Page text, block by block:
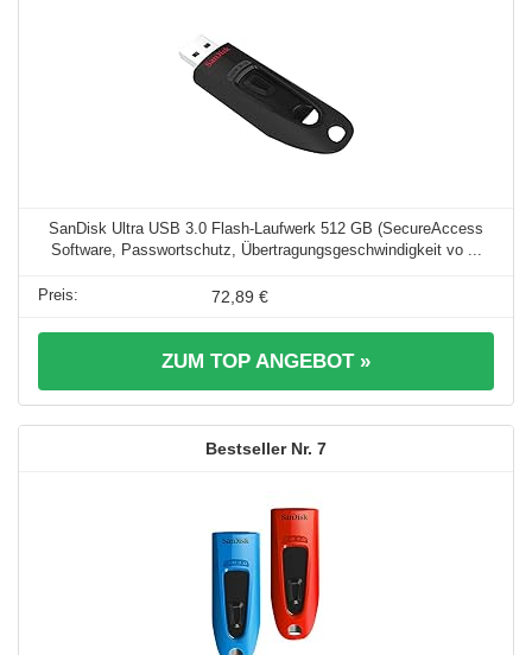
SanDisk Ultra USB 3.0 Flash-Laufwerk 512 GB (SecureAccess
Software, Passwortschutz, Übertragungsgeschwindigkeit vo ...
72,89 €
ZUM TOP ANGEBOT »
7